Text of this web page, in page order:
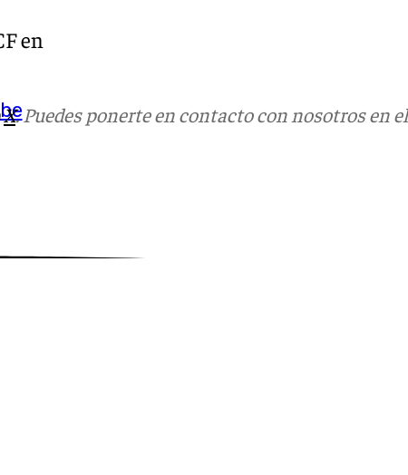
en
X. Puedes ponerte en contacto con nosotros en el